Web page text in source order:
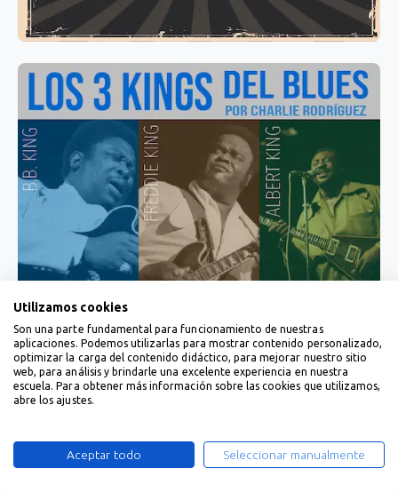
Utilizamos cookies
Son una parte fundamental para funcionamiento de nuestras
aplicaciones. Podemos utilizarlas para mostrar contenido personalizado,
optimizar la carga del contenido didáctico, para mejorar nuestro sitio
web, para análisis y brindarle una excelente experiencia en nuestra
escuela. Para obtener más información sobre las cookies que utilizamos,
abre los ajustes.
Aceptar todo Seleccionar manualmente